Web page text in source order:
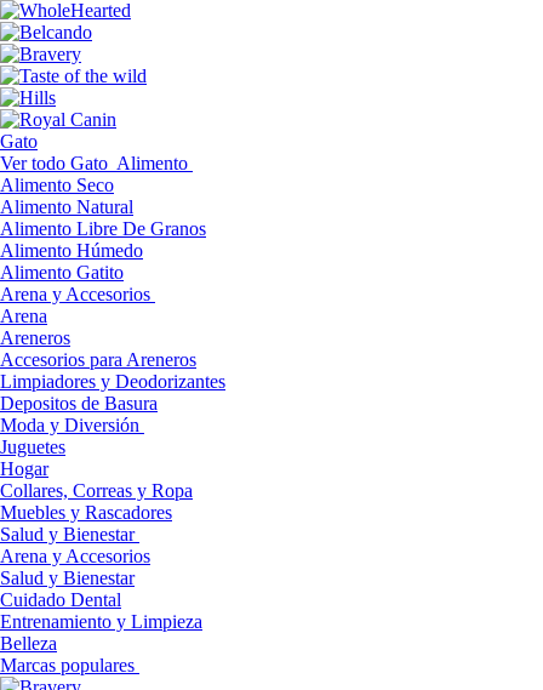
Gato
Ver todo Gato Alimento
Alimento Seco
Alimento Natural
Alimento Libre De Granos
Alimento Húmedo
Alimento Gatito
Arena y Accesorios
Arena
Areneros
Accesorios para Areneros
Limpiadores y Deodorizantes
Depositos de Basura
Moda y Diversión
Juguetes
Hogar
Collares, Correas y Ropa
Muebles y Rascadores
Salud y Bienestar
Arena y Accesorios
Salud y Bienestar
Cuidado Dental
Entrenamiento y Limpieza
Belleza
Marcas populares